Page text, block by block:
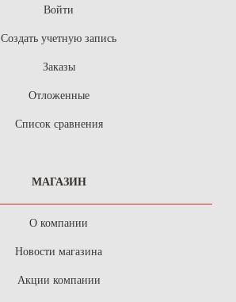
Войти
Создать учетную запись
Заказы
Отложенные
Список сравнения
МАГАЗИН
О компании
Новости магазина
Акции компании